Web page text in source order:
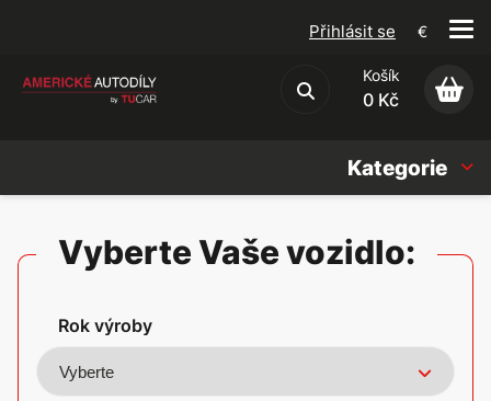
Obchodní podmínky
Přihlásit se €
Košík
0 Kč
Kategorie
Americké vozy
Vyberte Vaše vozidlo:
Rok výroby